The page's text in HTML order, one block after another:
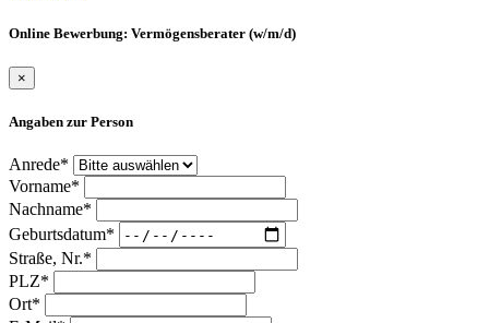
Online Bewerbung: Vermögensberater (w/m/d)
×
Angaben zur Person
Anrede*
Vorname*
Nachname*
Geburtsdatum*
Straße, Nr.*
PLZ*
Ort*